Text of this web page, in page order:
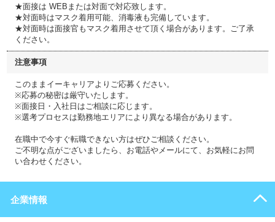
★面接は WEBまたは対面で対応致します。
★対面時はマスク着用可能、消毒液も完備しています。
★対面時は面接官もマスク着用させて頂く場合があります。ご了承
ください。
注意事項
このままイーキャリアよりご応募ください。
※応募の秘密は厳守いたします。
※面接日・入社日はご相談に応じます。
※選考プロセスは勤務地エリアにより異なる場合があります。
在職中で今すぐ転職できない方はぜひご相談ください。
ご不明な点がございましたら、お電話やメールにて、お気軽にお問
い合わせください。
企業情報